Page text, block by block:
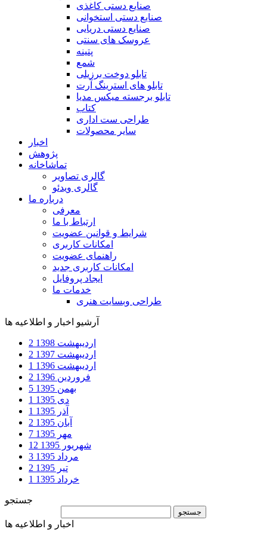
صنایع دستی کاغذی
صنایع دستی استخوانی
صنایع دستی دریایی
عروسک های سنتی
پتینه
شمع
تابلو دوخت برزیلی
تابلو های استرینگ آرت
تابلو برجسته میکس مدیا
کتاب
طراحی ست اداری
سایر محصولات
اخبار
پژوهش
تماشاخانه
گالری تصاویر
گالری ویدئو
درباره ما
معرفی
ارتباط با ما
شرایط و قوانین عضویت
امکانات کاربری
راهنمای عضویت
امکانات کاربری جدید
ایجاد پروفایل
خدمات ما
طراحی وبسایت هنری
آرشیو اخبار و اطلاعیه ها
اردیبهشت 1398
2
اردیبهشت 1397
2
اردیبهشت 1396
1
فروردین 1396
2
بهمن 1395
5
دی 1395
1
آذر 1395
1
آبان 1395
2
مهر 1395
7
شهریور 1395
12
مرداد 1395
3
تیر 1395
2
خرداد 1395
1
جستجو
اخبار و اطلاعیه ها